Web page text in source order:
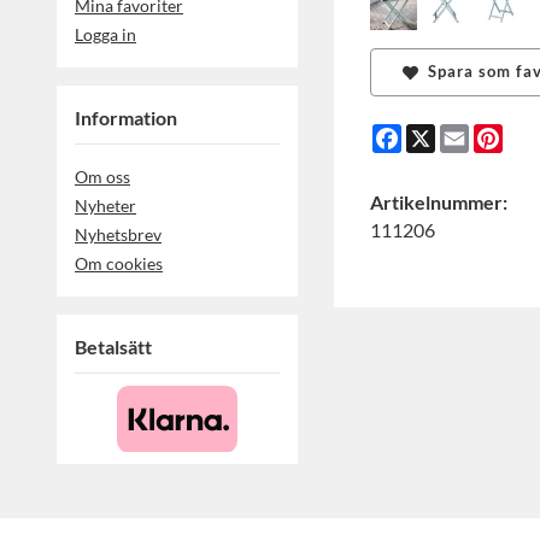
Mina favoriter
Logga in
Information
Om oss
Nyheter
Nyhetsbrev
Om cookies
Betalsätt
Spara som
Facebook
X Email
Artikelnummer:
111206